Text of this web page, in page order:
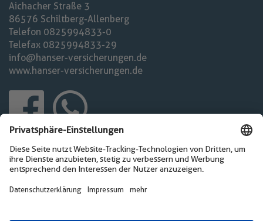
Aichacher Straße 3
86576 Schiltberg-Allenberg
Telefon 08259 94833-0
Telefax 08259 94833-29
info@hanser-versicherungen.de
www.hanser-versicherungen.de
Öffnungszeiten
Montag - Freitag 08.00 - 12.00 Uhr
sowie nach Vereinbarung